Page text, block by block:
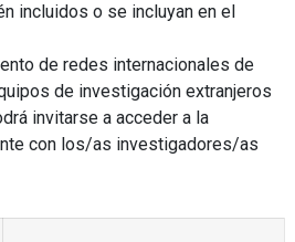
incluidos o se incluyan en el
de redes internacionales de
de investigación extranjeros
invitarse a acceder a la
con los/as investigadores/as